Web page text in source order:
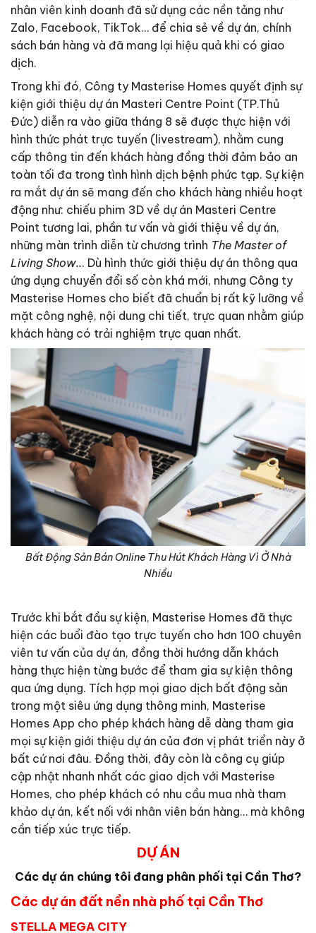
nhân viên kinh doanh đã sử dụng các nền tảng như
Zalo, Facebook, TikTok… để chia sẻ về dự án, chính
sách bán hàng và đã mang lại hiệu quả khi có giao
dịch.
Trong khi đó, Công ty Masterise Homes quyết định sự
kiện giới thiệu dự án Masteri Centre Point (TP.Thủ
Đức) diễn ra vào giữa tháng 8 sẽ được thực hiện với
hình thức phát trực tuyến (livestream), nhằm cung
cấp thông tin đến khách hàng đồng thời đảm bảo an
toàn tối đa trong tình hình dịch bệnh phức tạp. Sự kiện
ra mắt dự án sẽ mang đến cho khách hàng nhiều hoạt
động như: chiếu phim 3D về dự án Masteri Centre
Point tương lai, phần tư vấn và giới thiệu về dự án,
những màn trình diễn từ chương trình The Master of
Living Show... Dù hình thức giới thiệu dự án thông qua
ứng dụng chuyển đổi số còn khá mới, nhưng Công ty
Masterise Homes cho biết đã chuẩn bị rất kỹ lưỡng về
mặt công nghệ, nội dung chi tiết, trực quan nhằm giúp
khách hàng có trải nghiệm trực quan nhất.
Bất Động Sản Bán Online Thu Hút Khách Hàng Vì Ở Nhà
Nhiều
Trước khi bắt đầu sự kiện, Masterise Homes đã thực
hiện các buổi đào tạo trực tuyến cho hơn 100 chuyên
viên tư vấn của dự án, đồng thời hướng dẫn khách
hàng thực hiện từng bước để tham gia sự kiện thông
qua ứng dụng. Tích hợp mọi giao dịch bất động sản
trong một siêu ứng dụng thông minh, Masterise
Homes App cho phép khách hàng dễ dàng tham gia
mọi sự kiện giới thiệu dự án của đơn vị phát triển này ở
bất cứ nơi đâu. Đồng thời, đây còn là công cụ giúp
cập nhật nhanh nhất các giao dịch với Masterise
Homes, cho phép khách có nhu cầu mua nhà tham
khảo dự án, kết nối với nhân viên bán hàng… mà không
cần tiếp xúc trực tiếp.
DỰ ÁN
Các dự án chúng tôi đang phân phối tại Cần Thơ?
Các dự án đất nền nhà phố tại Cần Thơ
STELLA MEGA CITY